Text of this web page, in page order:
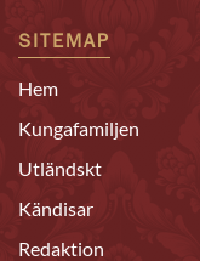
SITEMAP
Hem
Kungafamiljen
Utländskt
Kändisar
Redaktion